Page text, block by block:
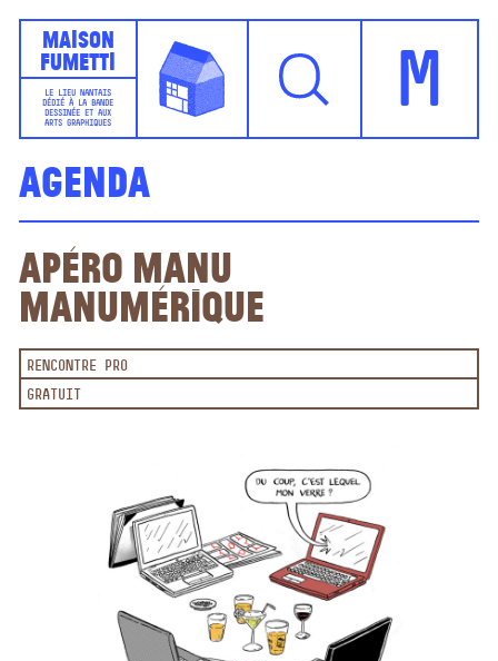
Maison
Fumetti
LE LIEU NANTAIS
DÉDIÉ À LA BANDE
DESSINÉE ET AUX
ARTS GRAPHIQUES
M
Agenda
Apéro Manu
Manumérique
RENCONTRE PRO
GRATUIT